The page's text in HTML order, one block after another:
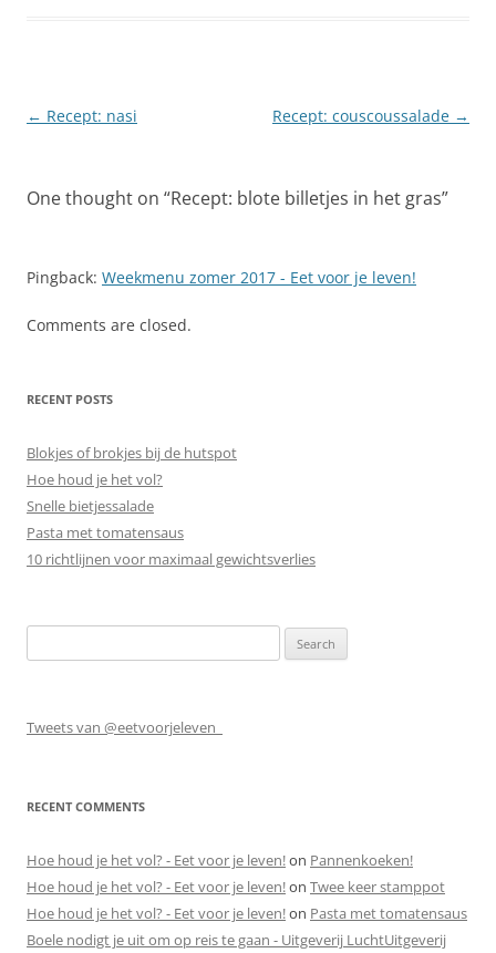
Post
← Recept: nasi Recept: couscoussalade →
One thought on “Recept: blote billetjes in het gras”
Pingback: Weekmenu zomer 2017 - Eet voor je leven!
Comments are closed.
RECENT POSTS
Blokjes of brokjes bij de hutspot
Hoe houd je het vol?
Snelle bietjessalade
Pasta met tomatensaus
10 richtlijnen voor maximaal gewichtsverlies
for:
Tweets van @eetvoorjeleven_
RECENT COMMENTS
Hoe houd je het vol? - Eet voor je leven!on Pannenkoeken!
Hoe houd je het vol? - Eet voor je leven!on Twee keer stamppot
Hoe houd je het vol? - Eet voor je leven!on Pasta met tomatensaus
Boele nodigt je uit om op reis te gaan - Uitgeverij LuchtUitgeverij